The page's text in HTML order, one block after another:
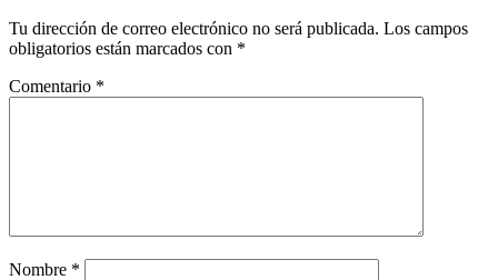
Tu dirección de correo electrónico no será publicada. Los campos
obligatorios están marcados con *
Comentario *
Nombre *